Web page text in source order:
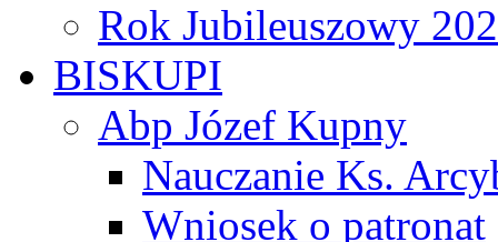
Rok Jubileuszowy
BISKUPI
Abp Józef Kupny
Nauczanie Ks.
Wniosek o patronat